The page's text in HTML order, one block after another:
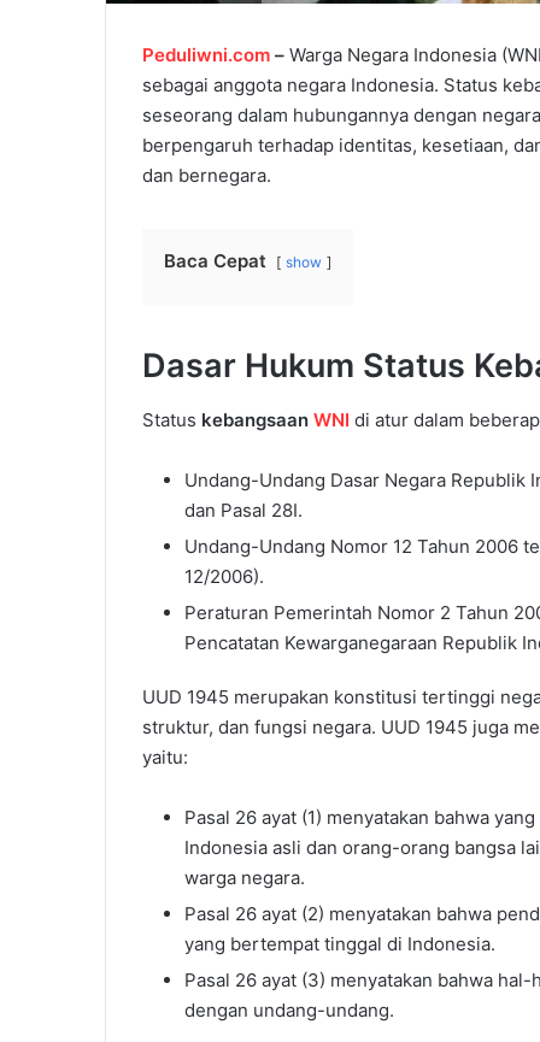
Peduliwni.com – Warga Negara Indonesia
sebagai anggota negara Indonesia. Status
seseorang dalam hubungannya dengan
berpengaruh terhadap identitas, kesetiaan,
dan bernegara.
Baca Cepat show
Dasar Hukum Status
Status kebangsaan WNI di atur dalam
Undang-Undang Dasar Negara Republik
dan Pasal 28I.
Undang-Undang Nomor 12 Tahun 2006
12/2006).
Peraturan Pemerintah Nomor 2 Tahun
Pencatatan Kewarganegaraan Republik
UUD 1945 merupakan konstitusi tertinggi
struktur, dan fungsi negara. UUD 1945 juga
yaitu:
Pasal 26 ayat (1) menyatakan bahwa
Indonesia asli dan orang-orang bangsa
warga negara.
Pasal 26 ayat (2) menyatakan bahwa
yang bertempat tinggal di Indonesia.
Pasal 26 ayat (3) menyatakan bahwa
dengan undang-undang.